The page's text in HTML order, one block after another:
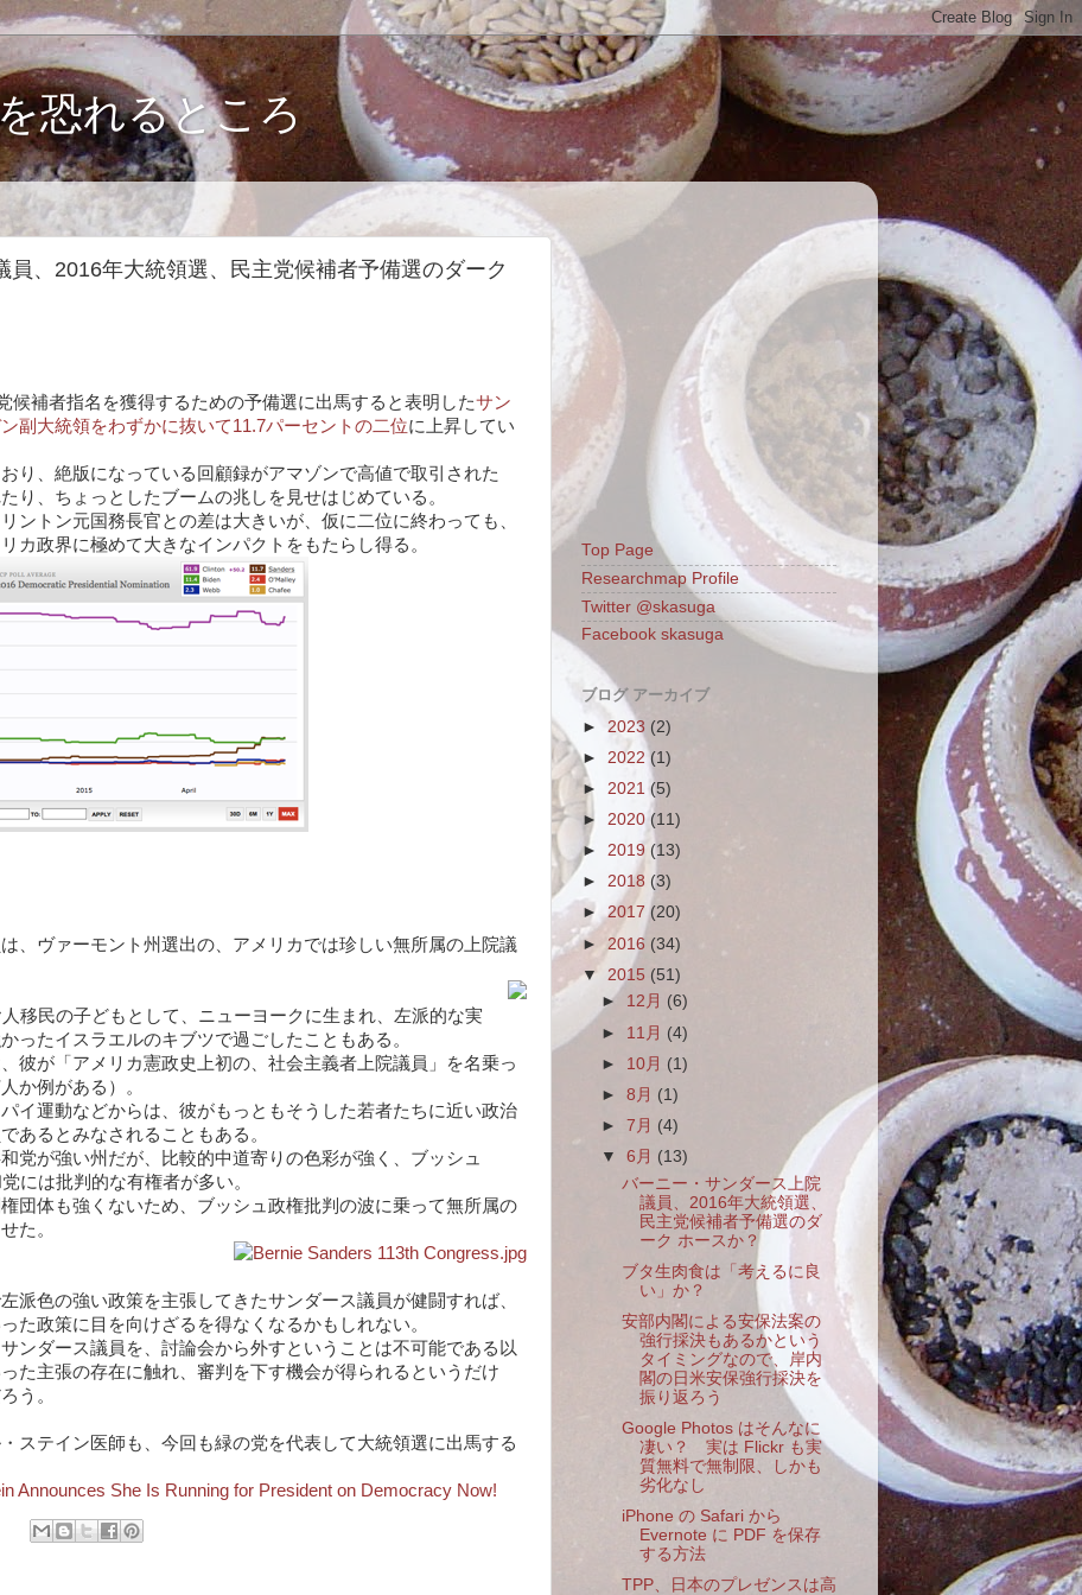
恐れるところ
員、2016年大統領選、民主党候補者予備選のダーク
補者指名を獲得するための予備選に出馬すると表明したサン
副大統領をわずかに抜いて11.7パーセントの二位に上昇してい
り、絶版になっている回顧録がアマゾンで高値で取引された
り、ちょっとしたブームの兆しを見せはじめている。
ントン元国務長官との差は大きいが、仮に二位に終わっても、
カ政界に極めて大きなインパクトをもたらし得る。
、ヴァーモント州選出の、アメリカでは珍しい無所属の上院議
移民の子どもとして、ニューヨークに生まれ、左派的な実
ったイスラエルのキブツで過ごしたこともある。
彼が「アメリカ憲政史上初の、社会主義者上院議員」を名乗っ
か例がある）。
イ運動などからは、彼がもっともそうした若者たちに近い政治
あるとみなされることもある。
党が強い州だが、比較的中道寄りの色彩が強く、ブッシュ
には批判的な有権者が多い。
団体も強くないため、ブッシュ政権批判の波に乗って無所属の
た。
派色の強い政策を主張してきたサンダース議員が健闘すれば、
た政策に目を向けざるを得なくなるかもしれない。
ンダース議員を、討論会から外すということは不可能である以
た主張の存在に触れ、審判を下す機会が得られるというだけ
う。
ステイン医師も、今回も緑の党を代表して大統領選に出馬する
Announces She Is Running for President on Democracy Now!
Top Page
Researchmap Profile
Twitter @skasuga
Facebook skasuga
ブログ アーカイブ
► 2023 (2)
► 2022 (1)
► 2021 (5)
► 2020 (11)
► 2019 (13)
► 2018 (3)
►2017(20)
► 2016 (34)
▼ 2015 (51)
► 12月 (6)
► 11月 (4)
► 10月 (1)
►8月 (1)
►7月 (4)
▼6月 (13)
バーニー・サンダース上院
議員、2016年大統領選、
民主党候補者予備選のダ
ーク ホースか？
ブタ生肉食は「考えるに良
い」か？
安部内閣による安保法案の
強行採決もあるかという
タイミングなので、岸内
閣の日米安保強行採決を
振り返ろう
Google Photos はそんなに
凄い？ 実は Flickr も実
質無料で無制限、しかも
劣化なし
iPhone の Safari から
Evernote に PDF を保存
する方法
TPP、日本のプレゼンスは高